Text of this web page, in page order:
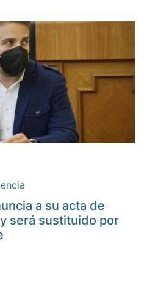
a su acta de
será sustituido por